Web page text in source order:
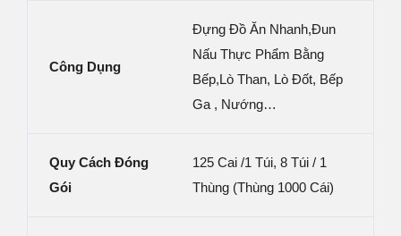
Công Dụng
Đựng Đồ Ăn Nhanh,đun
Nấu Thực Phẩm Bằng
Bếp,lò Than, Lò Đốt, Bếp
Ga , Nướng…
Quy Cách Đóng
Gói
125 Cai /1 Túi, 8 Túi / 1
Thùng (thùng 1000 Cái)